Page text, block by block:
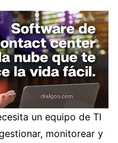
un equipo de TI
monitorear y